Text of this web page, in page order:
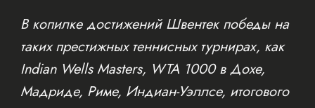
В копилке достижений Швентек победы на
таких престижных теннисных турнирах, как
Indian Wells Masters, WTA 1000 в Дохе,
Мадриде, Риме, Индиан-Уэллсе, итогового